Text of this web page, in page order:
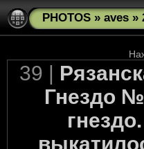
PHOTOS » aves »
39 |
Гнездо